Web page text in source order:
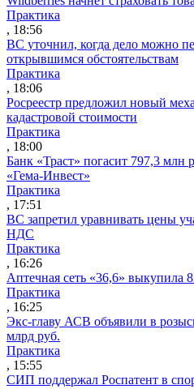
Практика
, 18:56
ВС уточнил, когда дело можно
открывшимся обстоятельствам
Практика
, 18:06
Росреестр предложил новый
кадастровой стоимости
Практика
, 18:00
Банк «Траст» погасит 797,3 млн
«Гема-Инвест»
Практика
, 17:51
ВС запретил уравнивать цены
НДС
Практика
, 16:26
Аптечная сеть «36,6» выкупила
Практика
, 16:25
Экс-главу АСВ объявили в
млрд руб.
Практика
, 15:55
СИП поддержал Роспатент в